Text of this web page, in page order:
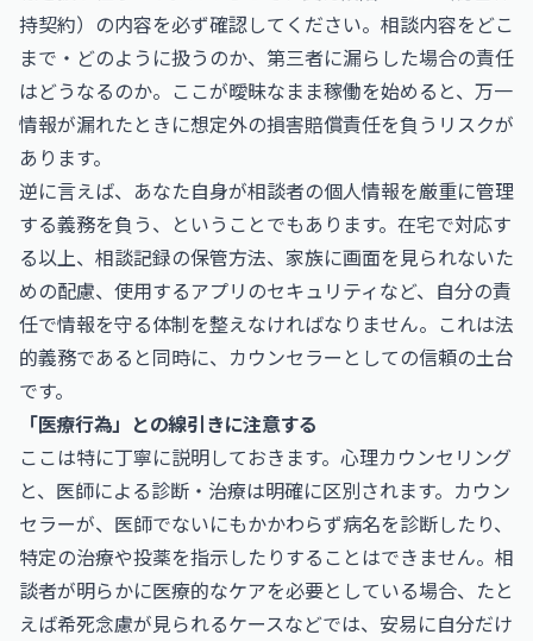
持契約）の内容を必ず確認してください。相談内容をどこ
まで・どのように扱うのか、第三者に漏らした場合の責任
はどうなるのか。ここが曖昧なまま稼働を始めると、万一
情報が漏れたときに想定外の損害賠償責任を負うリスクが
あります。
逆に言えば、あなた自身が相談者の個人情報を厳重に管理
する義務を負う、ということでもあります。在宅で対応す
る以上、相談記録の保管方法、家族に画面を見られないた
めの配慮、使用するアプリのセキュリティなど、自分の責
任で情報を守る体制を整えなければなりません。これは法
的義務であると同時に、カウンセラーとしての信頼の土台
です。
「医療行為」との線引きに注意する
ここは特に丁寧に説明しておきます。心理カウンセリング
と、医師による診断・治療は明確に区別されます。カウン
セラーが、医師でないにもかかわらず病名を診断したり、
特定の治療や投薬を指示したりすることはできません。相
談者が明らかに医療的なケアを必要としている場合、たと
えば希死念慮が見られるケースなどでは、安易に自分だけ